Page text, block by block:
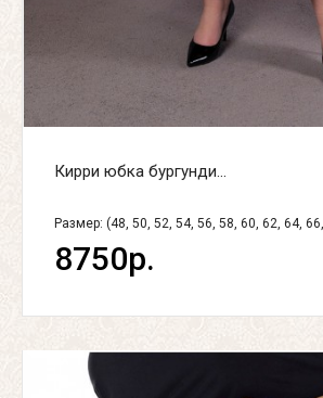
Кирри юбка бургунди...
Размер: (48, 50, 52, 54, 56, 58, 60, 62, 64,
8750р.